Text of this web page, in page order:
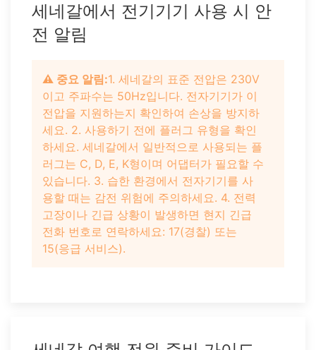
세네갈에서 전기기기 사용 시 안
전 알림
⚠️ 중요 알림:1. 세네갈의 표준 전압은 230V
이고 주파수는 50Hz입니다. 전자기기가 이
전압을 지원하는지 확인하여 손상을 방지하
세요. 2. 사용하기 전에 플러그 유형을 확인
하세요. 세네갈에서 일반적으로 사용되는 플
러그는 C, D, E, K형이며 어댑터가 필요할 수
있습니다. 3. 습한 환경에서 전자기기를 사
용할 때는 감전 위험에 주의하세요. 4. 전력
고장이나 긴급 상황이 발생하면 현지 긴급
전화 번호로 연락하세요: 17(경찰) 또는
15(응급 서비스).